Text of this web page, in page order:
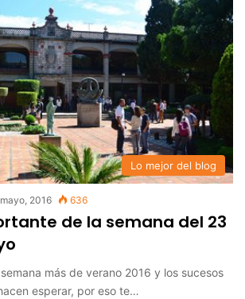
Lo mejor del blog
2016 636
de la semana del 23
más de verano 2016 y los sucesos
esperar, por eso te…